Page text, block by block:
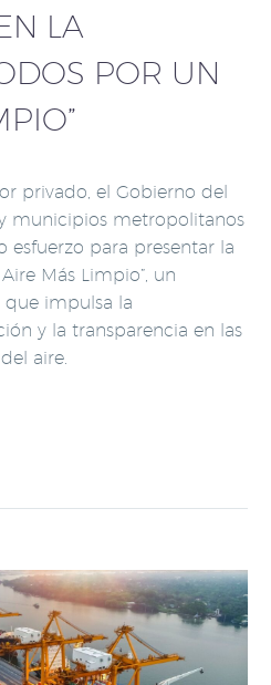
LA
POR UN
privado, el Gobierno del
municipios metropolitanos
esfuerzo para presentar la
Más Limpio”, un
impulsa la
y la transparencia en las
aire.